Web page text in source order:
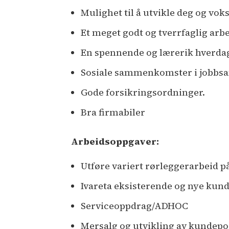
Mulighet til å utvikle deg og
Et meget godt og tverrfaglig
En spennende og lærerik
Sosiale sammenkomster i
Gode forsikringsordninger.
Bra firmabiler
Arbeidsoppgaver:
Utføre variert rørleggerarbeid
Ivareta eksisterende og nye
Serviceoppdrag/ADHOC
Mersalg og utvikling av